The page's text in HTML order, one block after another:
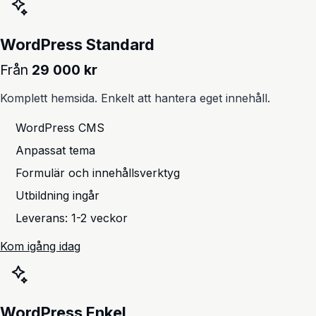
WordPress Standard
Från 29 000 kr
Komplett hemsida. Enkelt att hantera eget innehåll.
WordPress CMS
Anpassat tema
Formulär och innehållsverktyg
Utbildning ingår
Leverans: 1-2 veckor
Kom igång idag